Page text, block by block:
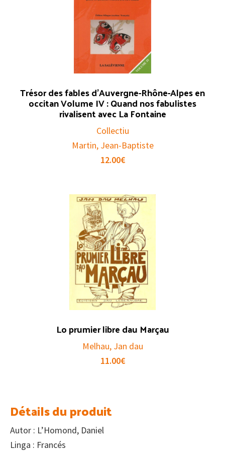
Trésor des fables d’Auvergne-Rhône-Alpes en
occitan Volume IV : Quand nos fabulistes
rivalisent avec La Fontaine
Collectiu
Martin, Jean-Baptiste
12.00€
Lo prumier libre dau Marçau
Melhau, Jan dau
11.00€
Détails du produit
Autor : L’Homond, Daniel
Linga : Francés